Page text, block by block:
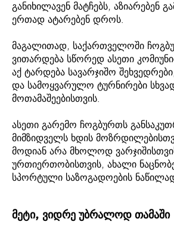
განიხილავენ მატჩებს, აზიარებენ
ერთად ატარებენ დროს.
მაგალითად, საქართველოში
ვითარდება სწორედ ასეთი
აქ ტარდება სავარჯიშო
და სამოყვარულო ტურნირები
მოთამაშეებისთვის.
ასეთი გარემო ჩოგბურთს
მიმზიდველს ხდის
მოდიან არა მხოლოდ
ურთიერთობისთვის, ახალი
სპორტული საზოგადოების
მეტი, ვიდრე უბრალოდ თამაში